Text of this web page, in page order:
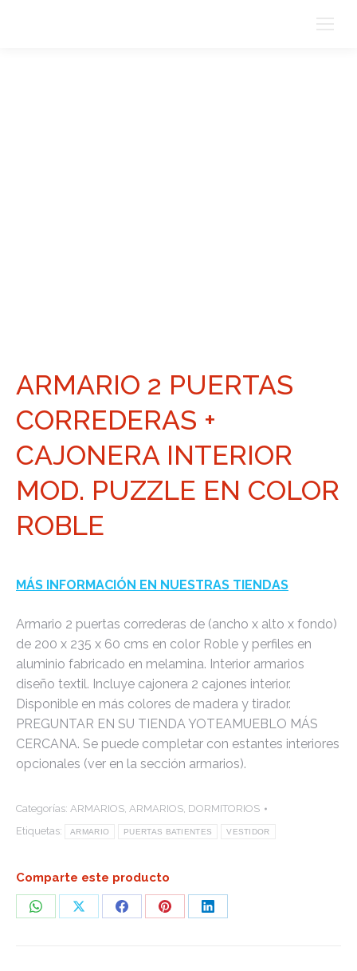
ARMARIO 2 PUERTAS
CORREDERAS +
CAJONERA INTERIOR
MOD. PUZZLE EN COLOR
ROBLE
MÁS INFORMACIÓN EN NUESTRAS TIENDAS
Armario 2 puertas correderas de (ancho x alto x fondo)
de 200 x 235 x 60 cms en color Roble y perfiles en
aluminio fabricado en melamina. Interior armarios
diseño textil. Incluye cajonera 2 cajones interior.
Disponible en más colores de madera y tirador.
PREGUNTAR EN SU TIENDA YOTEAMUEBLO MÁS
CERCANA. Se puede completar con estantes interiores
opcionales (ver en la sección armarios).
Categorías: ARMARIOS, ARMARIOS, DORMITORIOS
Etiquetas:
ARMARIO PUERTAS BATIENTES VESTIDOR
Comparte este producto
Share
Share
Share
Share
Share